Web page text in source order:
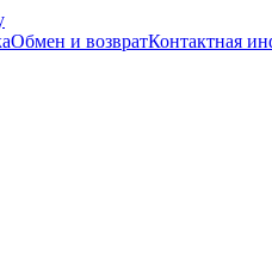
Обмен и возвратКонтактная